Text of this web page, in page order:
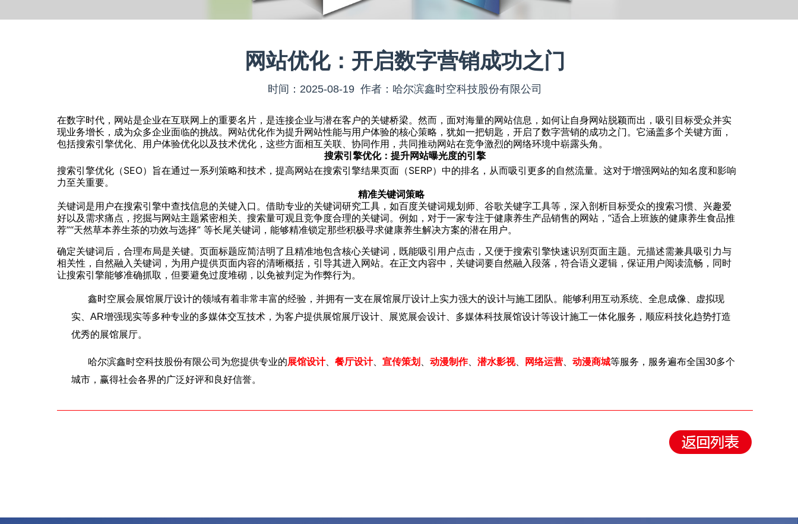
网站优化：开启数字营销成功之门
时间：2025-08-19 作者：哈尔滨鑫时空科技股份有限公司
在数字时代，网站是企业在互联网上的重要名片，是连接企业与潜在客户的关键桥梁。然而，面对海量的网站信息，如何让自身网站脱颖而出，吸引目标受众并实
现业务增长，成为众多企业面临的挑战。网站优化作为提升网站性能与用户体验的核心策略，犹如一把钥匙，开启了数字营销的成功之门。它涵盖多个关键方面，
包括搜索引擎优化、用户体验优化以及技术优化，这些方面相互关联、协同作用，共同推动网站在竞争激烈的网络环境中崭露头角。
搜索引擎优化：提升网站曝光度的引擎
搜索引擎优化（SEO）旨在通过一系列策略和技术，提高网站在搜索引擎结果页面（SERP）中的排名，从而吸引更多的自然流量。这对于增强网站的知名度和影响
力至关重要。
精准关键词策略
关键词是用户在搜索引擎中查找信息的关键入口。借助专业的关键词研究工具，如百度关键词规划师、谷歌关键字工具等，深入剖析目标受众的搜索习惯、兴趣爱
好以及需求痛点，挖掘与网站主题紧密相关、搜索量可观且竞争度合理的关键词。例如，对于一家专注于健康养生产品销售的网站，“适合上班族的健康养生食品推
荐”“天然草本养生茶的功效与选择” 等长尾关键词，能够精准锁定那些积极寻求健康养生解决方案的潜在用户。
确定关键词后，合理布局是关键。页面标题应简洁明了且精准地包含核心关键词，既能吸引用户点击，又便于搜索引擎快速识别页面主题。元描述需兼具吸引力与
相关性，自然融入关键词，为用户提供页面内容的清晰概括，引导其进入网站。在正文内容中，关键词要自然融入段落，符合语义逻辑，保证用户阅读流畅，同时
让搜索引擎能够准确抓取，但要避免过度堆砌，以免被判定为作弊行为。
鑫时空展会展馆展厅设计的领域有着非常丰富的经验，并拥有一支在展馆展厅设计上实力强大的设计与施工团队。能够利用互动系统、全息成像、虚拟现
实、AR增强现实等多种专业的多媒体交互技术，为客户提供展馆展厅设计、展览展会设计、多媒体科技展馆设计等设计施工一体化服务，顺应科技化趋势打造
优秀的展馆展厅。
哈尔滨鑫时空科技股份有限公司为您提供专业的展馆设计、 餐厅设计、 宣传策划 动漫制作、 潜水影视、 网络运营、 动漫商城等服务，服务遍布全国30多个
城市，赢得社会各界的广泛好评和良好信誉。